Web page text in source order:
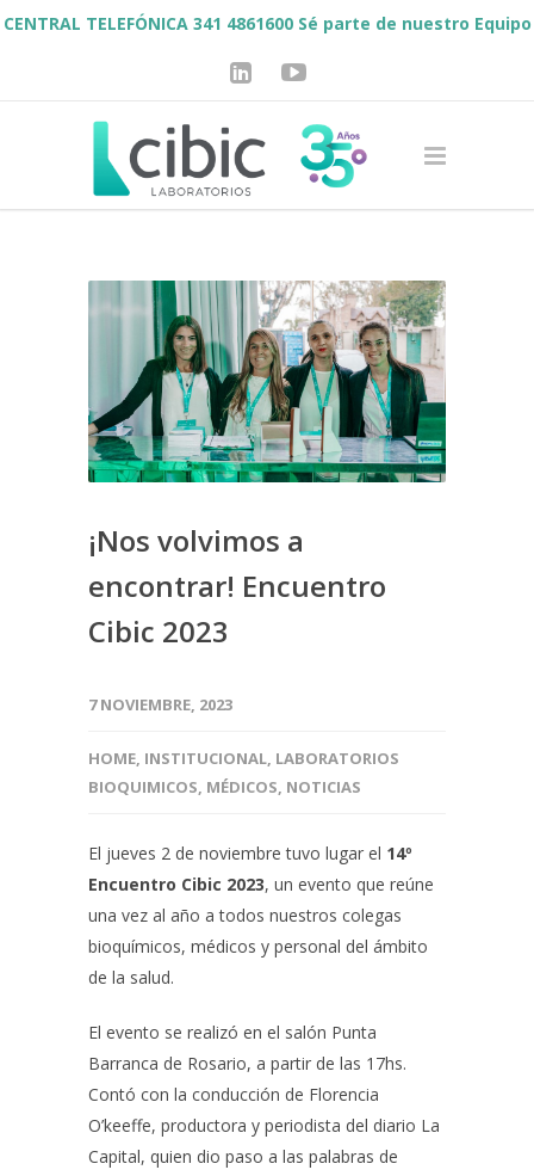
CENTRAL TELEFÓNICA 341 4861600 Sé parte de nuestro Equipo
¡Nos volvimos a
encontrar! Encuentro
Cibic 2023
7 NOVIEMBRE, 2023
HOME, INSTITUCIONAL, LABORATORIOS
BIOQUIMICOS, MÉDICOS, NOTICIAS
El jueves 2 de noviembre tuvo lugar el 14º
Encuentro Cibic 2023, un evento que reúne
una vez al año a todos nuestros colegas
bioquímicos, médicos y personal del ámbito
de la salud.
El evento se realizó en el salón Punta
Barranca de Rosario, a partir de las 17hs.
Contó con la conducción de Florencia
O’keeffe, productora y periodista del diario La
Capital, quien dio paso a las palabras de